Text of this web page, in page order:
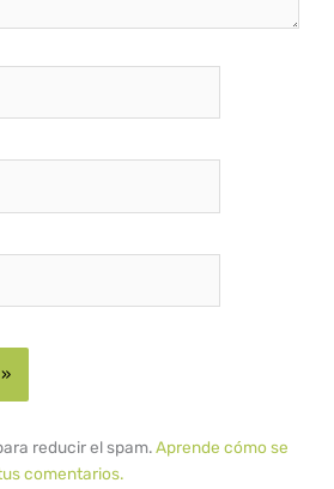
reducir el spam.Aprende cómo se
comentarios.